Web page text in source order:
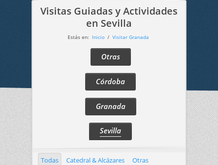
Visitas Guiadas y Actividades
en Sevilla
Estás en: Inicio / Visitar Granada
Otras
Córdoba
Granada
Sevilla
Todas Catedral & Alcázares
Otras